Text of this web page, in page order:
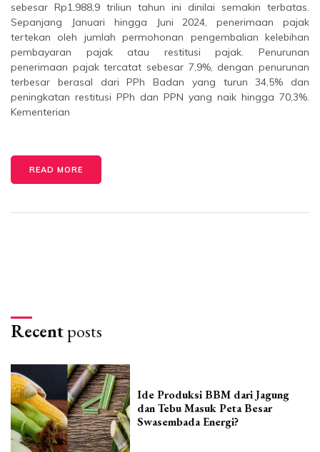
sebesar Rp1.988,9 triliun tahun ini dinilai semakin terbatas.
Sepanjang Januari hingga Juni 2024, penerimaan pajak
tertekan oleh jumlah permohonan pengembalian kelebihan
pembayaran pajak atau restitusi pajak. Penurunan
penerimaan pajak tercatat sebesar 7,9%, dengan penurunan
terbesar berasal dari PPh Badan yang turun 34,5% dan
peningkatan restitusi PPh dan PPN yang naik hingga 70,3%.
Kementerian
READ MORE
Recentposts
Ide Produksi BBM dari Jagung
dan Tebu Masuk Peta Besar
Swasembada Energi?